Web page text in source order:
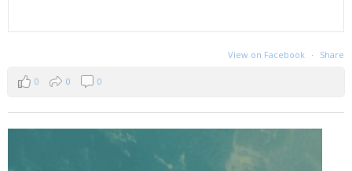
View on Facebook · Share
0 0 0